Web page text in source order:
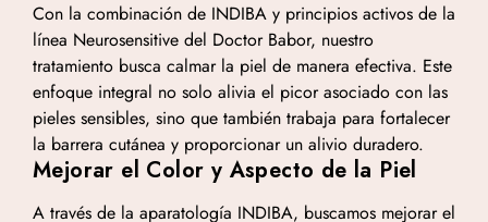
Con la combinación de INDIBA y principios activos de la
línea Neurosensitive del Doctor Babor, nuestro
tratamiento busca calmar la piel de manera efectiva. Este
enfoque integral no solo alivia el picor asociado con las
pieles sensibles, sino que también trabaja para fortalecer
la barrera cutánea y proporcionar un alivio duradero.
Mejorar el Color y Aspecto de la Piel
A través de la aparatología INDIBA, buscamos mejorar el